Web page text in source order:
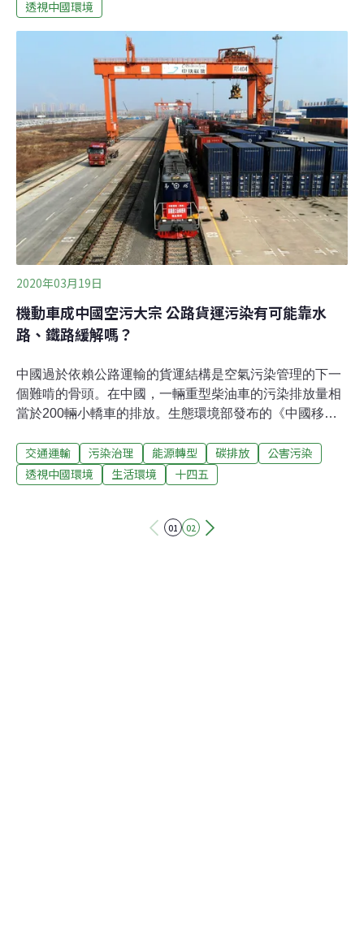
早，當用電量和價格上漲時，電池便開始為隔壁工廠供
營時，還被當做是儲能產業可行性的一個證據。當時，人
們認為這個行業即將獲得中國政府的大力支持，並有望在
未來數十年與再生能源一起取得長足發展。然而兩年半
後，改革停滯、政策轉變和經濟放緩，讓儲能產業在新冠
疫情爆發之前就已經陷入危機。 「整個儲能就很難做
了。」 安鑫儲能科技有限公司總經理文寶玉這樣說道。安
鑫儲能科技有限公司與上文那家太陽能電池板廠均隸屬於
能源巨頭協鑫集團。文寶玉說道：「中國沒有新的政策出
來了，儲能很難做。」
透視中國環境
2020年03月19日
機動車成中國空污大宗 公路貨運污染有可能靠水
路、鐵路緩解嗎？
中國過於依賴公路運輸的貨運結構是空氣污染管理的下一
個難啃的骨頭。在中國，一輛重型柴油車的污染排放量相
當於200輛小轎車的排放。生態環境部發布的《中國移動
成為中國空氣污染的重要來源。其中，佔汽車保有量7.9%
的柴油貨車，排放了60.0%的氮氧化物和84.6%的顆粒
在去年12月國際環保組織「亞洲清潔空氣中心」主辦的
交通運輸 污染治理 能源轉型 碳排放
公害污染
透視中國環境
生活環境 十四五
01 02